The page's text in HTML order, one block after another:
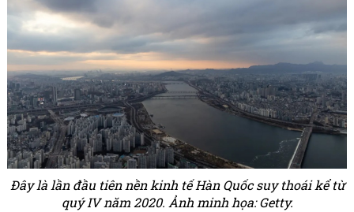
Đây là lần đầu tiên nền kinh tế Hàn Quốc suy thoái kể từ
quý IV năm 2020. Ảnh minh họa: Getty.